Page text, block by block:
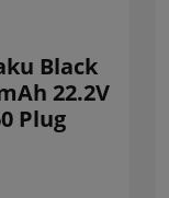
Black
22.2V
Plug